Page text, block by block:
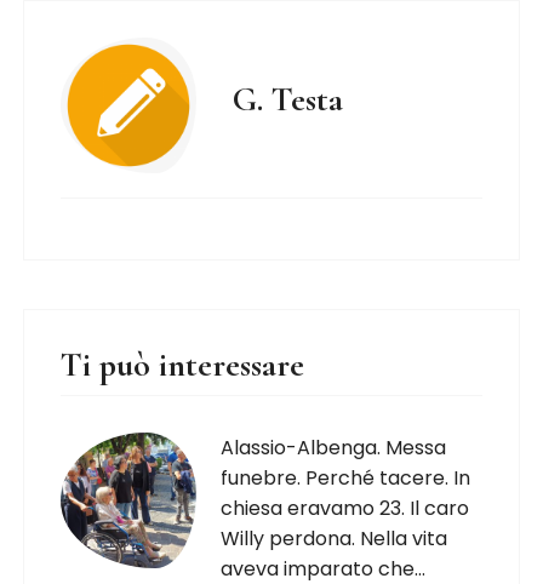
G. Testa
Ti può interessare
Alassio-Albenga. Messa
funebre. Perché tacere. In
chiesa eravamo 23. Il caro
Willy perdona. Nella vita
aveva imparato che…